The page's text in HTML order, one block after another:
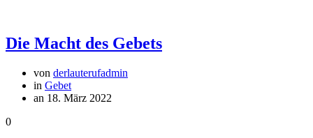
Die Macht des Gebets
von derlauterufadmin
in Gebet
an 18. März 2022
0